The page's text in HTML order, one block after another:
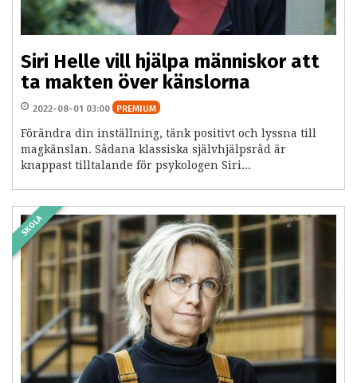
Siri Helle vill hjälpa människor att
ta makten över känslorna
2022-08-01 03:00 PREMIUM
Förändra din inställning, tänk positivt och lyssna till
magkänslan. Sådana klassiska självhjälpsråd är
knappast tilltalande för psykologen Siri...
SKOLA